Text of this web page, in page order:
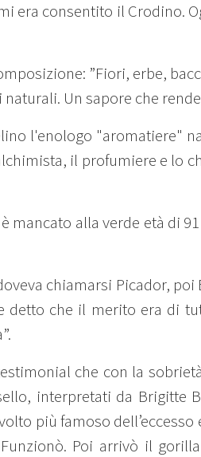
era consentito il Crodino.
”Fiori, erbe,
Un sapore che
l'enologo "aromatiere"
il profumiere e lo
mancato alla verde età di
chiamarsi Picador,
detto che il merito era di
che con la
interpretati da Brigitte
più famoso
Poi arrivò il